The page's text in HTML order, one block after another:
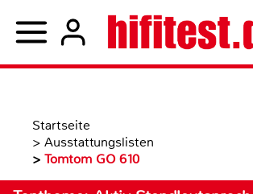
Startseite
> Ausstattungslisten
>
Tomtom GO 610